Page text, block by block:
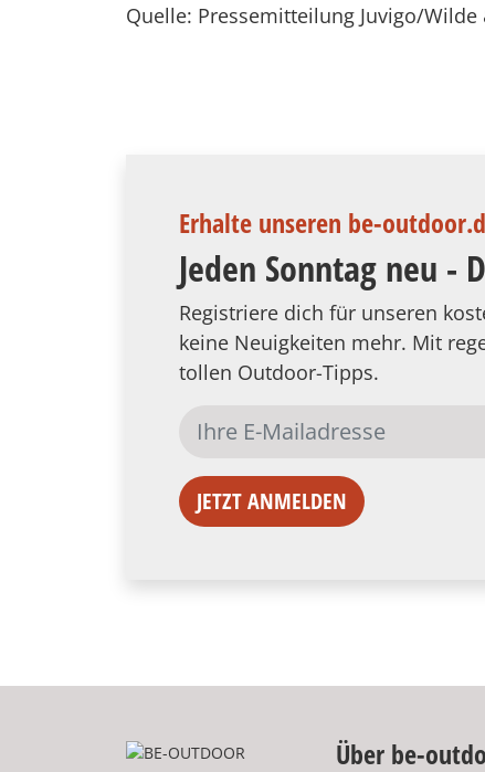
Quelle: Pressemitteilung Juvigo/
Erhalte unseren be-
Jeden Sonntag neu -
Registriere dich für unseren
keine Neuigkeiten mehr. Mit
tollen Outdoor-Tipps.
JETZT ANMELDEN
Über be-